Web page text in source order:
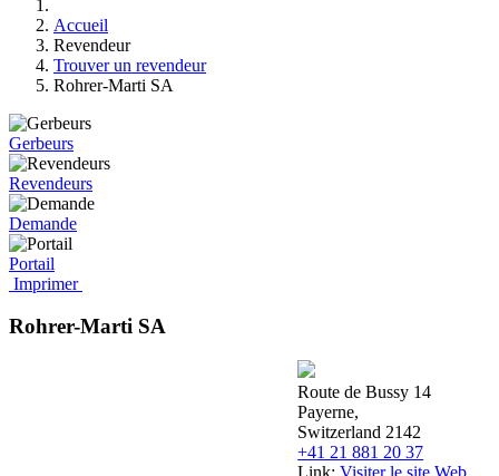
Accueil
Revendeur
Trouver un revendeur
Rohrer-Marti SA
Gerbeurs
Revendeurs
Demande
Portail
Imprimer
Rohrer-Marti SA
Route de Bussy 14
Payerne,
Switzerland 2142
+41 21 881 20 37